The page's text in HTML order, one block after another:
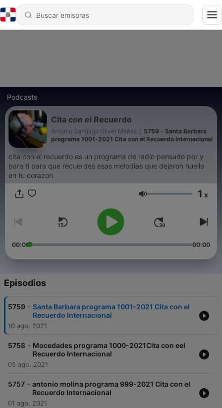
Podcasts
Cita con el Recuerdo
Antonio Santiago Oliver Mañas
5759 - Santa Barbara
programa 1001-2021 Cita con el Recuerdo Internacional
cita con el recuerdo es un programa de radio pensado por y
para ti para que recuerdes esas melodias que dejaron huella
en tu corazon
Volumen 1 x
00:00 00:00
Episodios
5759 - Santa Barbara programa 1001-2021 Cita con el
Recuerdo Internacional
10 ago. 2021
5758 - Mocedades programa 1000-2021Cita con eel
Recuerdo Internacional
05 ago. 2021
5757 - antonio molina programa 999-2021 Cita con el
Recuerdo Internacional
01 ago. 2021